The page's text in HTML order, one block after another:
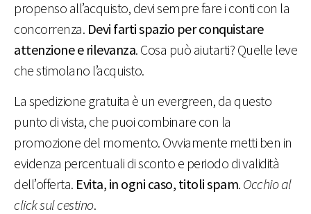
propenso all’acquisto, devi sempre fare i conti con la
concorrenza. Devi farti spazio per conquistare
attenzione e rilevanza. Cosa può aiutarti? Quelle leve
che stimolano l’acquisto.
La spedizione gratuita è un evergreen, da questo
punto di vista, che puoi combinare con la
promozione del momento. Ovviamente metti ben in
evidenza percentuali di sconto e periodo di validità
dell’offerta. Evita, in ogni caso, titoli spam. Occhio al
click sul cestino.